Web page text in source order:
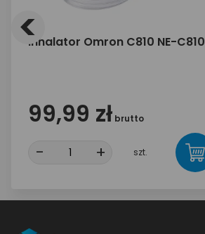
Inhalator Omron C810 NE-C810
99,99 zł brutto
- + szt.
<